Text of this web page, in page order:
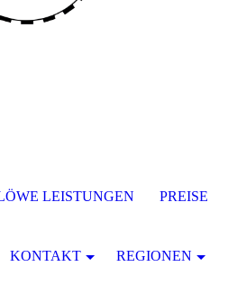
LEISTUNGEN PREISE
KONTAKT REGIONEN